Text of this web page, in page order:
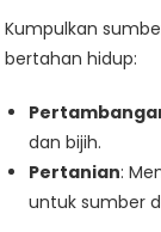
Kumpulkan
bertahan hidup:
dan bijih.
Pertanian:
untuk sumber